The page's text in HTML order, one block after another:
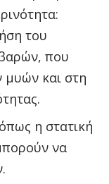
του
που
και στη
η στατική
να